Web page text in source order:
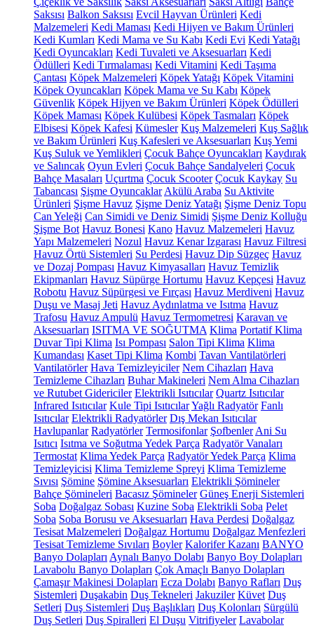
Saksısı Balkon Saksısı Evcil Hayvan Ürünleri Kedi
Malzemeleri Kedi Maması Kedi Hijyen ve Bakım Ürünleri
Kedi Kumları Kedi Mama ve Su Kabı Kedi Evi Kedi Yatağı
Kedi Oyuncakları Kedi Tuvaleti ve Aksesuarları Kedi
Ödülleri Kedi Tırmalaması Kedi Vitamini Kedi Taşıma
Çantası Köpek Malzemeleri Köpek Yatağı Köpek Vitamini
Köpek Oyuncakları Köpek Mama ve Su Kabı Köpek
Güvenlik Köpek Hijyen ve Bakım Ürünleri Köpek Ödülleri
Köpek Maması Köpek Kulübesi Köpek Tasmaları Köpek
Elbisesi Köpek Kafesi Kümesler Kuş Malzemeleri Kuş Sağlık
ve Bakım Ürünleri Kuş Kafesleri ve Aksesuarları Kuş Yemi
Kuş Suluk ve Yemlikleri Çocuk Bahçe Oyuncakları Kaydırak
ve Salıncak Oyun Evleri Çocuk Bahçe Sandalyeleri Çocuk
Bahçe Masaları Uçurtma Çocuk Scooter Çocuk Kaykay Su
Tabancası Şişme Oyuncaklar Akülü Araba Su Aktivite
Ürünleri Şişme Havuz Şişme Deniz Yatağı Şişme Deniz Topu
Can Yeleği Can Simidi ve Deniz Simidi Şişme Deniz Kolluğu
Şişme Bot Havuz Bonesi Kano Havuz Malzemeleri Havuz
Yapı Malzemeleri Nozul Havuz Kenar Izgarası Havuz Filtresi
Havuz Örtü Sistemleri Su Perdesi Havuz Dip Süzgeç Havuz
ve Dozaj Pompası Havuz Kimyasalları Havuz Temizlik
Ekipmanları Havuz Süpürge Hortumu Havuz Kepçesi Havuz
Robotu Havuz Süpürgesi ve Fırçası Havuz Merdiveni Havuz
Duşu ve Masaj Jeti Havuz Aydınlatma ve Isıtma Havuz
Trafosu Havuz Ampulü Havuz Termometresi Karavan ve
Aksesuarları ISITMA VE SOĞUTMA Klima Portatif Klima
Duvar Tipi Klima Isı Pompası Salon Tipi Klima Klima
Kumandası Kaset Tipi Klima Kombi Tavan Vantilatörleri
Vantilatörler Hava Temizleyiciler Nem Cihazları Hava
Temizleme Cihazları Buhar Makineleri Nem Alma Cihazları
ve Rutubet Gidericiler Elektrikli Isıtıcılar Quartz Isıtıcılar
Infrared Isıtıcılar Kule Tipi IsıtıcılarYağlı Radyatör Fanlı
Isıtıcılar Elektrikli Radyatörler Dış Mekan Isıtıcılar
Havlupanlar Radyatörler Termosifonlar Şofbenler Ani Su
Isıtıcı Isıtma ve Soğutma Yedek Parça Radyatör Vanaları
Termostat Klima Yedek Parça Radyatör Yedek Parça Klima
Temizleyicisi Klima Temizleme Spreyi Klima Temizleme
Sıvısı Şömine Şömine Aksesuarları Elektrikli Şömineler
Bahçe Şömineleri Bacasız Şömineler Güneş Enerji Sistemleri
Soba Doğalgaz Sobası Kuzine Soba Elektrikli Soba Pelet
Soba Soba Borusu ve Aksesuarları Hava Perdesi Doğalgaz
Tesisat Malzemeleri Doğalgaz Hortumu Doğalgaz Menfezleri
Tesisat Temizleme Sıvıları Boyler Kalorifer Kazanı BANYO
Banyo Dolapları Aynalı Banyo Dolabı Banyo Boy Dolapları
Lavabolu Banyo Dolapları Çok Amaçlı Banyo Dolapları
Çamaşır Makinesi Dolapları Ecza Dolabı Banyo Rafları Duş
Sistemleri Duşakabin Duş Tekneleri Jakuziler Küvet Duş
Setleri Duş Sistemleri Duş Başlıkları Duş Kolonları Sürgülü
Duş Setleri Duş Spiralleri El Duşu Vitrifiyeler Lavabolar